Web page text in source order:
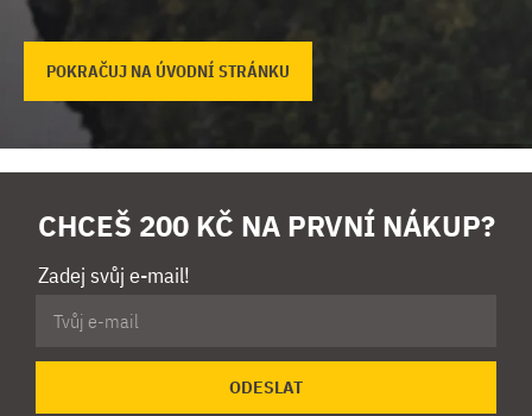
POKRAČUJ NA ÚVODNÍ STRÁNKU
CHCEŠ 200 KČ NA PRVNÍ NÁKUP?
Zadej svůj e-mail!
ODESLAT